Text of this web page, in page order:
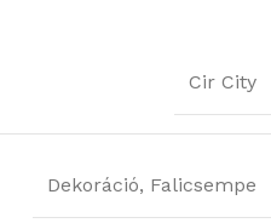
Cir City
Dekoráció, Falicsempe